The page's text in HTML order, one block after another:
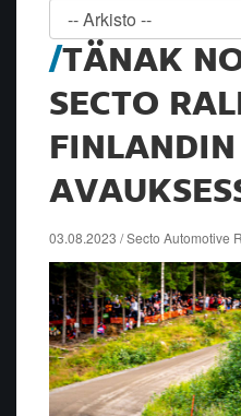
TÄNAK
SECTO
FINLANDIN
03.08.2023 / Secto Automotive